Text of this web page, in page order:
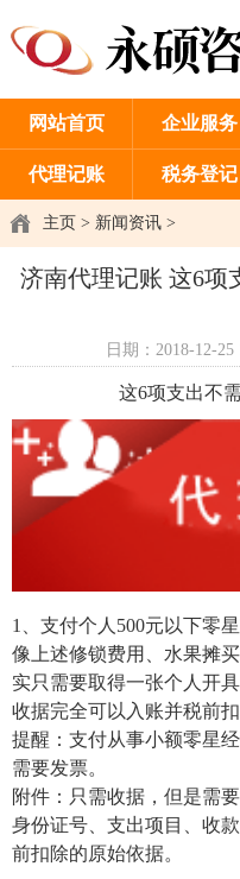
网站首页 企业服务
代理记账 税务登记
主页 > 新闻资讯 >
济南代理记账 这6项
日期：2018-12-
这6项支出不
1、支付个人500元以下零
像上述修锁费用、水果摊
实只需要取得一张个人开
收据完全可以入账并税前扣
提醒：支付从事小额零星
需要发票。
附件：只需收据，但是需
身份证号、支出项目、收
前扣除的原始依据。